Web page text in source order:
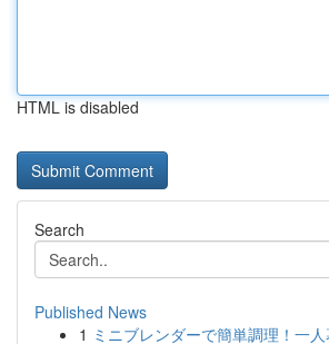
HTML is disabled
Search
Published News
1 ミニブレンダーで簡単調理！一